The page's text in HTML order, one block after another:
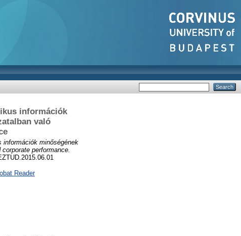
információk
való
minőségének
performance.
Reader